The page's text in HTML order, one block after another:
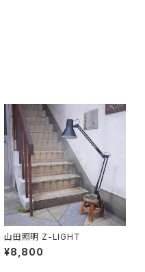
山田照明 Z-LIGHT
¥8,800